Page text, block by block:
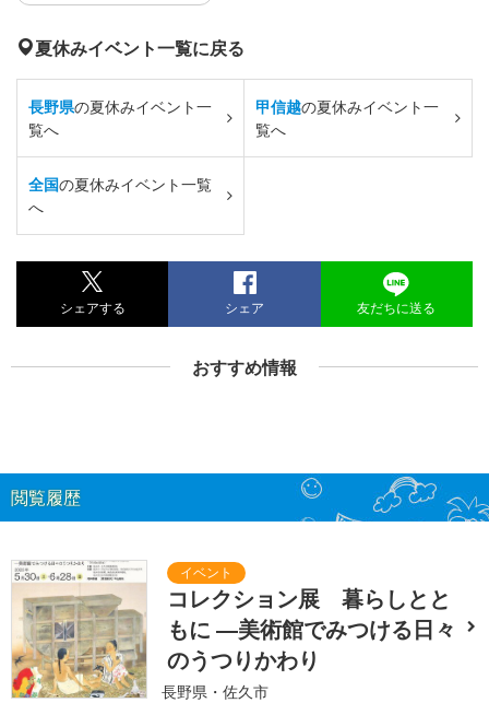
夏休みイベント一覧に戻る
長野県の夏休みイベント一
覧へ
甲信越の夏休みイベント一
覧へ
全国の夏休みイベント一覧
へ
シェアする シェア 友だちに送る
おすすめ情報
閲覧履歴
コレクション展 暮らしとと
もに ―美術館でみつける日々
のうつりかわり
長野県・佐久市